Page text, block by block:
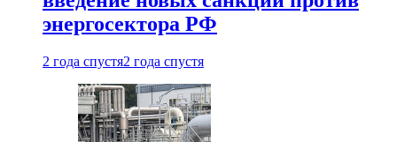
энергосектора РФ
2 года спустя2 года спустя